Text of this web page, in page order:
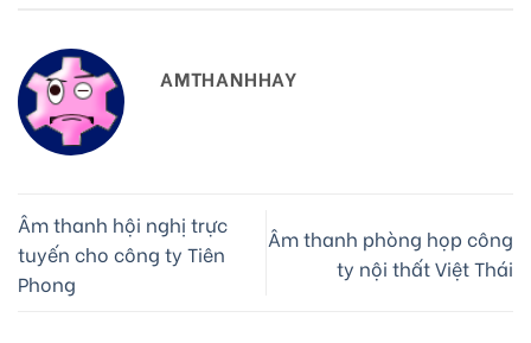
AMTHANHHAY
Âm thanh hội nghị trực
tuyến cho công ty Tiên
Phong
Âm thanh phòng họp công
ty nội thất Việt Thái